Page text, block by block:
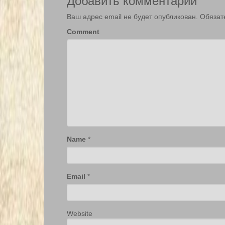
Ваш адрес email не будет опубликован.
Comment
Name *
Email *
Website